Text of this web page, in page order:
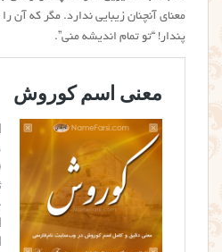
معنای آنچنان زیبایی ندارد. مگر که آن
پندار! “تو تمام اندیشه منی”.